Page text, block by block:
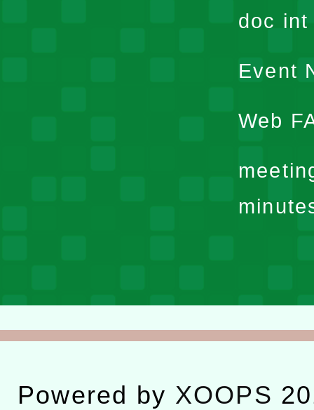
doc
Event
Web
Powered by XOOPS